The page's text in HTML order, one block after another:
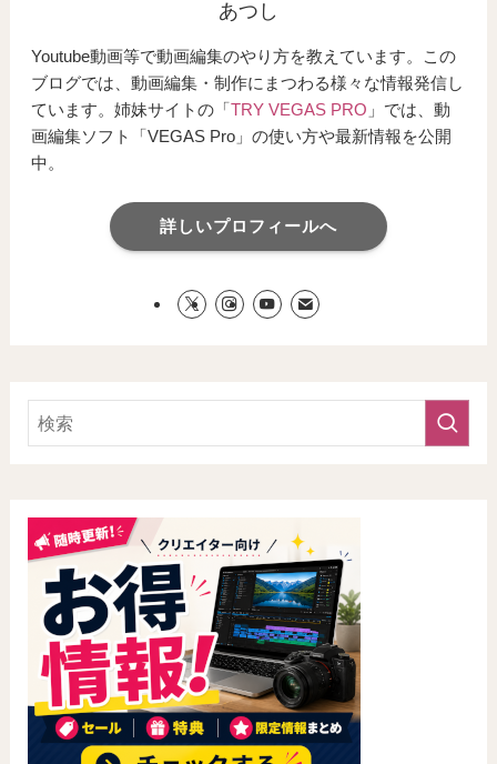
あつし
Youtube動画等で動画編集のやり方を教えています。この
ブログでは、動画編集・制作にまつわる様々な情報発信し
ています。姉妹サイトの「TRY VEGAS PRO 」では、動
画編集ソフト「VEGAS Pro」の使い方や最新情報を公開
中。
詳しいプロフィールへ